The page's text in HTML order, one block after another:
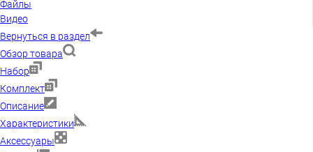
Файлы
Видео
Вернуться в раздел
Обзор товара
Набор
Комплект
Описание
Характеристики
Аксессуары